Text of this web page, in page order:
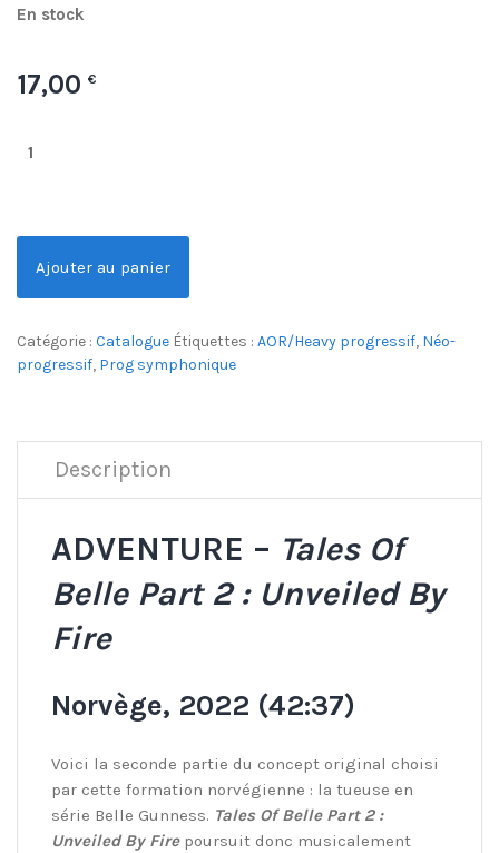
En stock
17,00 €
Ajouter au panier
Catégorie : Catalogue Étiquettes : AOR/Heavy progressif, Néo-
progressif, Prog symphonique
Description
ADVENTURE – Tales Of
Belle Part 2 : Unveiled By
Fire
Norvège, 2022 (42:37)
Voici la seconde partie du concept original choisi
par cette formation norvégienne : la tueuse en
série Belle Gunness. Tales Of Belle Part 2 :
Unveiled By Firepoursuit donc musicalement